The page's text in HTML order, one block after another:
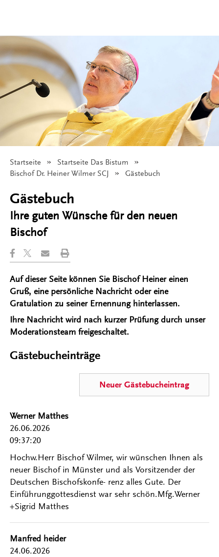
© BPH/Gossmann
Startseite
Startseite Das Bistum
Bischof Dr. Heiner Wilmer SCJ
Angezeigt:
Gästebuch
Gästebuch
Ihre guten Wünsche für den neuen
Bischof
Auf dieser Seite können Sie Bischof Heiner einen
Gruß, eine persönliche Nachricht oder eine
Gratulation zu seiner Ernennung hinterlassen.
Ihre Nachricht wird nach kurzer Prüfung durch unser
Moderationsteam freigeschaltet.
Gästebucheinträge
Neuer Gästebucheintrag
Werner Matthes
26.06.2026
09:37:20
Hochw.Herr Bischof Wilmer, wir wünschen Ihnen als
neuer Bischof in Münster und als Vorsitzender der
Deutschen Bischofskonfe- renz alles Gute. Der
Einführunggottesdienst war sehr schön.Mfg.Werner
+Sigrid Matthes
Manfred heider
24.06.2026